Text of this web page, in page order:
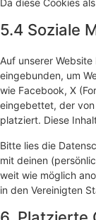
Da diese Cookies
5.4 Soziale
Auf unserer
eingebunden, um
wie Facebook, X
eingebettet, der von
platziert. Diese
Bitte lies die
mit deinen
weit wie möglich
in den Vereinigten